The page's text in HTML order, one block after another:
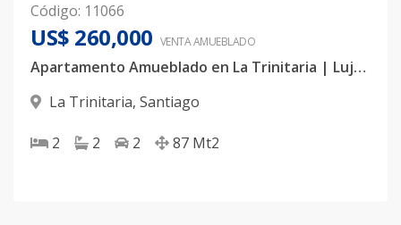
Código: 11066
US$ 260,000 VENTA AMUEBLADO
Apartamento Amueblado en La Trinitaria | Lujo y Vista Única
La Trinitaria, Santiago
2 2 2 87 Mt2